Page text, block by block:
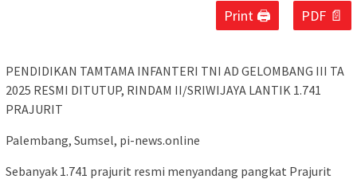
Print 🖨 PDF 📄
PENDIDIKAN TAMTAMA INFANTERI TNI AD GELOMBANG III TA
2025 RESMI DITUTUP, RINDAM II/SRIWIJAYA LANTIK 1.741
PRAJURIT
Palembang, Sumsel, pi-news.online
Sebanyak 1.741 prajurit resmi menyandang pangkat Prajurit